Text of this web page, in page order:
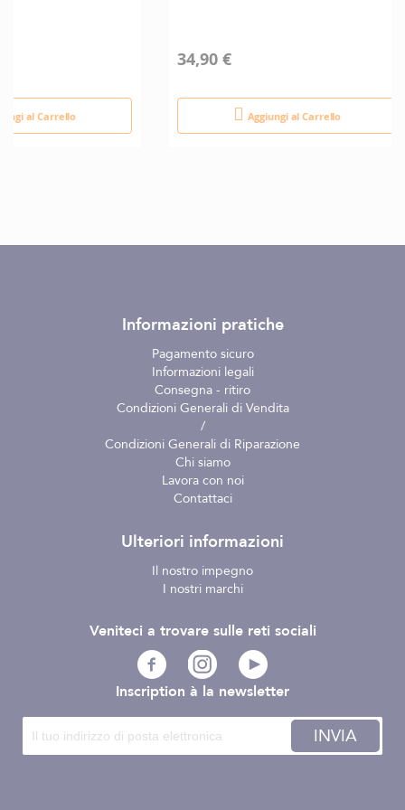
al Carrello
34,90 €
Aggiungi al Carrello
Informazioni pratiche
Pagamento sicuro
Informazioni legali
Consegna - ritiro
Condizioni Generali di Vendita
/
Condizioni Generali di Riparazione
Chi siamo
Lavora con noi
Contattaci
Ulteriori informazioni
Il nostro impegno
I nostri marchi
Inscription à la newsletter
INVIA
Veniteci a trovare sulle reti sociali